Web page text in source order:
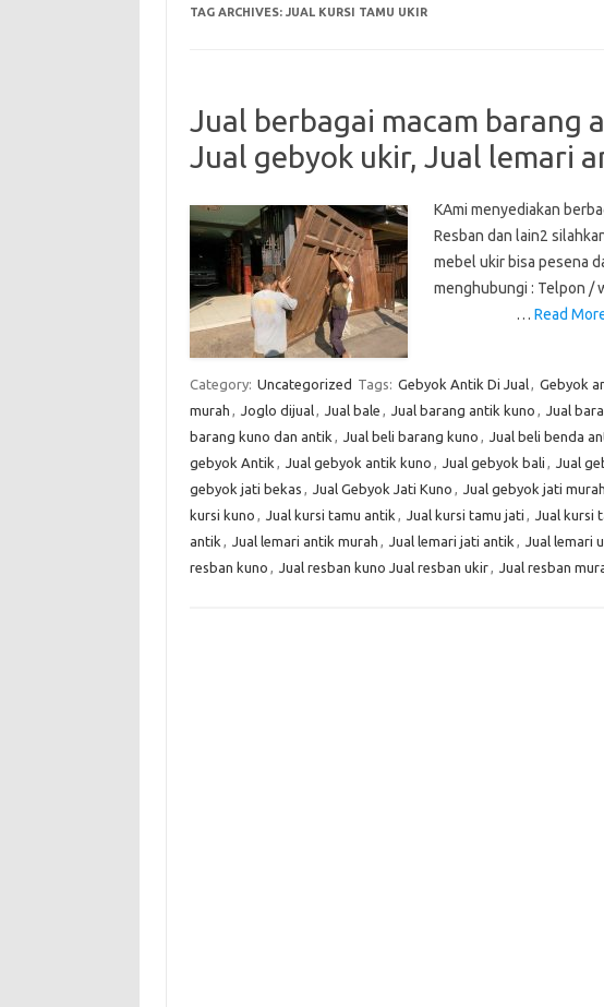
TAG ARCHIVES: JUAL KURSI TAMU UKIR
Jual berbagai macam barang
Jual gebyok ukir, Jual lemari
KAmi menyediakan
Resban dan lain2
mebel ukir bisa pesena
menghubungi : Telpon /
… Read
Category: Uncategorized Tags: Gebyok Antik Di Jual, Gebyok
murah , Joglo dijual, Jual bale , Jual barang antik kuno , Jual
barang kuno dan antik , Jual beli barang kuno , Jual beli benda
gebyok Antik , Jual gebyok antik kuno , Jual gebyok bali , Jual
gebyok jati bekas , Jual Gebyok Jati Kuno , Jual gebyok jati murah
kursi kuno , Jual kursi tamu antik , Jual kursi tamu jati , Jual kursi
antik , Jual lemari antik murah , Jual lemari jati antik , Jual lemari
resban kuno , Jual resban kuno Jual resban ukir, Jual resban